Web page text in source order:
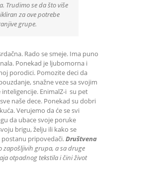
Trudimo se da što više
za ove potrebe
grupe.
Rado se smeje. Ima puno
Ponekad je ljubomorna i
porodici. Pomozite deci da
snažne veze sa svojim
EnimalZ-i su pet
naše dece. Ponekad su dobri
Verujemo da će se svi
da ubace svoje poruke
brigu, želju ili kako se
postanu pripovedači.Društvena
zapošljivih grupa, a sa druge
otpadnog tekstila i čini život